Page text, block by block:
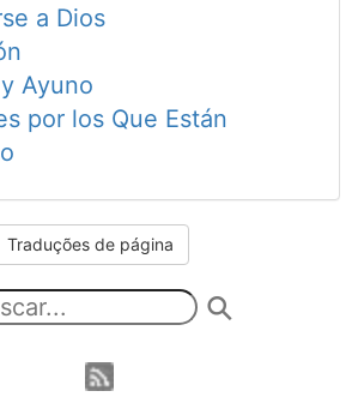
a Dios
Ayuno
por los Que Están
Traduções de página